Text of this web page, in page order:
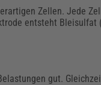
Zellen. Jede
entsteht Bleisulfat
gut.